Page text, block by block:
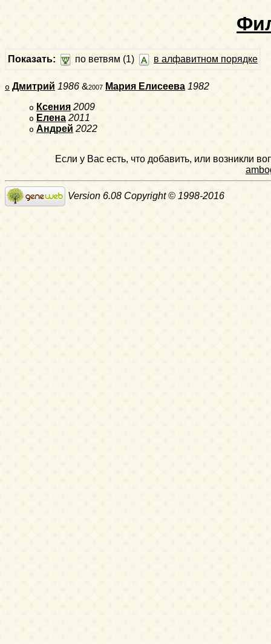
Показать: по ветвям (1) в алфавитном порядке
o Дмитрий 1986 &2007 Мария Елисеева 1982
o Ксения 2009
o Елена 2011
o Андрей 2022
Если у Вас есть, что добавить, или возникли
Version 6.08 Copyright © 1998-2016